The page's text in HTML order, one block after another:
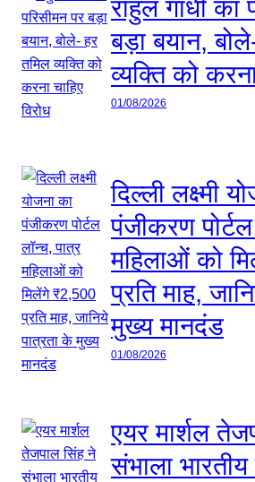
राहुल गांधी का
बड़ा बयान,
व्यक्ति को
01/08/2026
दिल्ली लक्ष्मी
पंजीकरण
महिलाओं को
प्रति माह,
मुख्य मानदंड
01/08/2026
एयर मार्शल
संभाला